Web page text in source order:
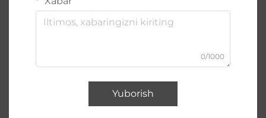
0/1000
Yuborish